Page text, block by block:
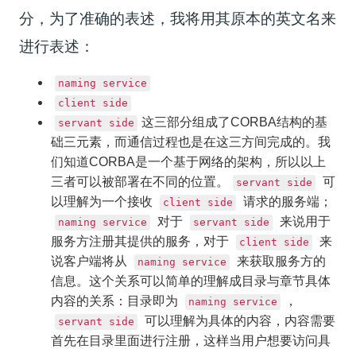
分，为了准确的表述，我将用其原本的英文名来
进行表述：
naming service
client side
servant side
这三部分组成了CORBA结构的基
础三元素，而通信过程也是在这三方间完成的。我
们知道CORBA是一个基于网络的架构，所以以上
三者可以被部署在不同的位置。
servant side
可
以理解为一个接收
client side 请求的服务端；
naming service 对于 servant side
来说用于
服务方注册其提供的服务，对于
client side
来
说客户端将从
naming service
来获取服务方的
信息。这个关系可以简单的理解成目录与章节具体
内容的关系：目录即为
naming service ，
servant side
可以理解为具体的内容，内容需要
首先在目录里面进行注册，这样当用户想要访问具